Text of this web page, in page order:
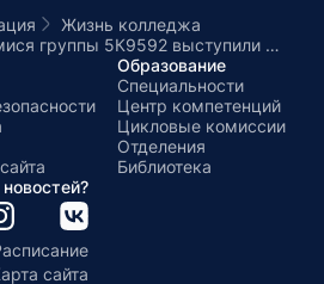
Жизнь колледжа
Перед учащимися группы 5К9592 выступили брат Алексей и сестра Юлия служители Елиссаветинского монастыря
Образование
Специальности
Центр компетенций
Цикловые комиссии
Отделения
Библиотека
сайта